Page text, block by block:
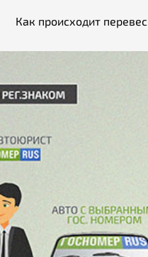
Как происходит